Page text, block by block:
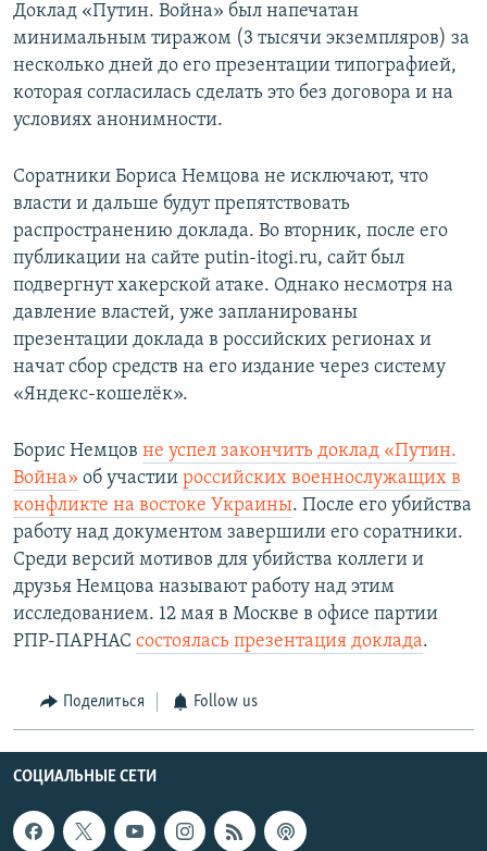
Доклад «Путин. Война» был напечатан
минимальным тиражом (3 тысячи экземпляров) за
несколько дней до его презентации типографией,
которая согласилась сделать это без договора и на
условиях анонимности.
Соратники Бориса Немцова не исключают, что
власти и дальше будут препятствовать
распространению доклада. Во вторник, после его
публикации на сайте putin-itogi.ru, сайт был
подвергнут хакерской атаке. Однако несмотря на
давление властей, уже запланированы
презентации доклада в российских регионах и
начат сбор средств на его издание через систему
«Яндекс-кошелёк».
Борис Немцов не успел закончить доклад «Путин.
Война» об участии российских военнослужащих в
конфликте на востоке Украины. После его убийства
работу над документом завершили его соратники.
Среди версий мотивов для убийства коллеги и
друзья Немцова называют работу над этим
исследованием. 12 мая в Москве в офисе партии
РПР-ПАРНАС состоялась презентация доклада.
Поделиться Follow us
СОЦИАЛЬНЫЕ СЕТИ